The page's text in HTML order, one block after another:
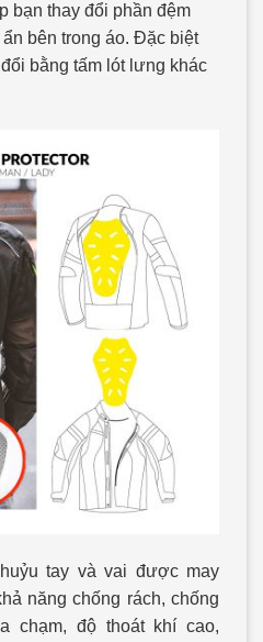
bạn thay đổi phần đệm
bên trong áo. Đặc biệt
bằng tấm lót lưng khác
tay và vai được may
năng chống rách, chống
chạm, độ thoát khí cao,